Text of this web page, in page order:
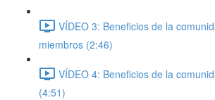
VÍDEO 3: Beneficios de la
miembros (2:46)
VÍDEO 4: Beneficios de la
(4:51)